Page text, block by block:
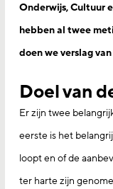
Onderwijs, Cultuur
hebben al twee
doen we verslag
Doel van
Er zijn twee
eerste is het
loopt en of de
ter harte zijn